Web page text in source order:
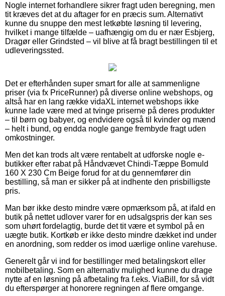
Nogle internet forhandlere sikrer fragt uden beregning, men
tit kræves det at du aftager for en præcis sum. Alternativt
kunne du snuppe den mest letkøbte løsning til levering,
hvilket i mange tilfælde – uafhængig om du er nær Esbjerg,
Dragør eller Grindsted – vil blive at få bragt bestillingen til et
udleveringssted.
Det er efterhånden super smart for alle at sammenligne
priser (via fx PriceRunner) på diverse online webshops, og
altså har en lang række vidaXL internet webshops ikke
kunne lade være med at tvinge priserne på deres produkter
– til børn og babyer, og endvidere også til kvinder og mænd
– helt i bund, og endda nogle gange frembyde fragt uden
omkostninger.
Men det kan trods alt være rentabelt at udforske nogle e-
butikker efter rabat på Håndvævet Chindi-Tæppe Bomuld
160 X 230 Cm Beige forud for at du gennemfører din
bestilling, så man er sikker på at indhente den prisbilligste
pris.
Man bør ikke desto mindre være opmærksom på, at ifald en
butik på nettet udlover varer for en udsalgspris der kan ses
som uhørt fordelagtig, burde det tit være et symbol på en
uægte butik. Kortkøb er ikke desto mindre dækket ind under
en anordning, som redder os imod uærlige online varehuse.
Generelt går vi ind for bestillinger med betalingskort eller
mobilbetaling. Som en alternativ mulighed kunne du drage
nytte af en løsning på afbetaling fra f.eks. ViaBill, for så vidt
du efterspørger at honorere regningen af flere omgange.